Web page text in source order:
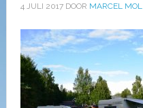
4 JULI 2017DOOR MARCEL MOL